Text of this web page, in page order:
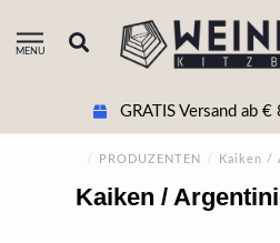
MENU
GRATIS Versand ab
/ PRODUZENTEN / Kaiken /
Kaiken /